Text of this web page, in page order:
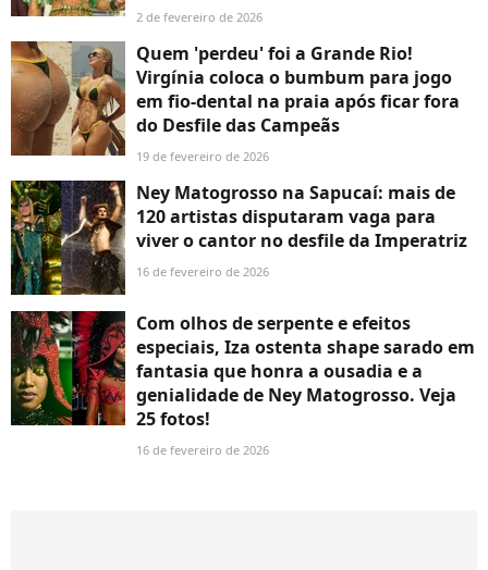
2 de fevereiro de 2026
Quem 'perdeu' foi a Grande Rio!
Virgínia coloca o bumbum para jogo
em fio-dental na praia após ficar fora
do Desfile das Campeãs
19 de fevereiro de 2026
Ney Matogrosso na Sapucaí: mais de
120 artistas disputaram vaga para
viver o cantor no desfile da Imperatriz
16 de fevereiro de 2026
Com olhos de serpente e efeitos
especiais, Iza ostenta shape sarado em
fantasia que honra a ousadia e a
genialidade de Ney Matogrosso. Veja
25 fotos!
16 de fevereiro de 2026